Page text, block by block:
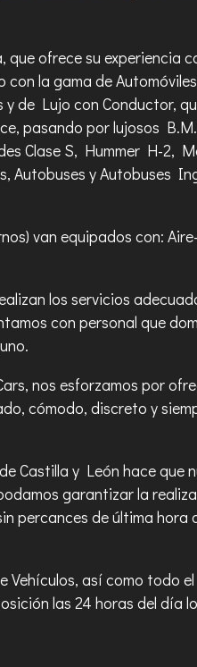
que ofrece su experiencia
la gama de
y de Lujo con Conductor,
pasando por lujosos
Clase S, Hummer H-2,
Autobuses y Autobuses
van equipados con:
los servicios
con personal que
nos esforzamos por
cómodo, discreto y
Castilla y León hace que
garantizar la
percances de última hora
Vehículos, así como todo
las 24 horas del día